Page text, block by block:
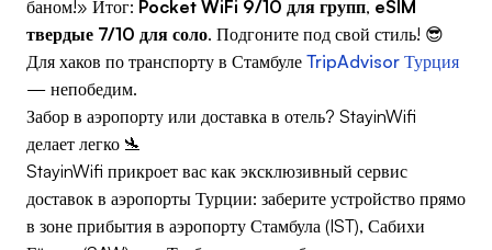
баном!» Итог: Pocket WiFi 9/10 для групп, eSIM
твердые 7/10 для соло. Подгоните под свой стиль! 😎
Для хаков по транспорту в Стамбуле TripAdvisor Турция
— непобедим.
Забор в аэропорту или доставка в отель? StayinWifi
делает легко 🛬
StayinWifi прикроет вас как эксклюзивный сервис
доставок в аэропорты Турции: заберите устройство прямо
в зоне прибытия в аэропорту Стамбула (IST), Сабихи